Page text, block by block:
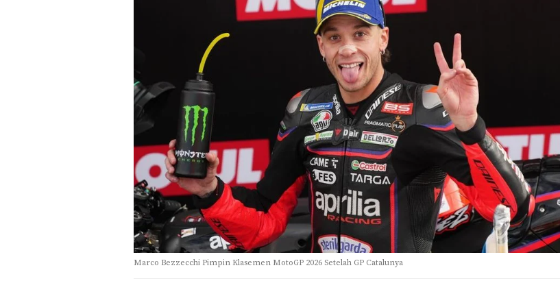
Marco Bezzecchi Pimpin Klasemen MotoGP 2026 Setelah GP Catalunya